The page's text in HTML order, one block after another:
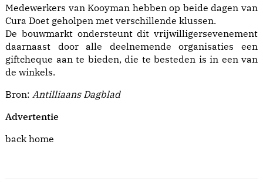
Medewerkers van Kooyman hebben op beide dagen van
Cura Doet geholpen met verschillende klussen.
De bouwmarkt ondersteunt dit vrijwilligersevenement
daarnaast door alle deelnemende organisaties een
giftcheque aan te bieden, die te besteden is in een van
de winkels.
Bron: Antilliaans Dagblad
Advertentie
back home